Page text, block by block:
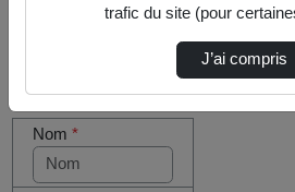
Votre message
Nom*
cette case
si vous
êtes un
humain en
trafic du site (pour
J’ai compris